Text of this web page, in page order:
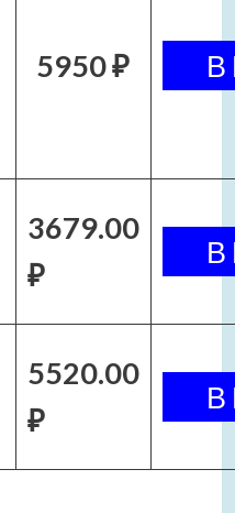
5950 ₽
3679.00
₽
5520.00
₽